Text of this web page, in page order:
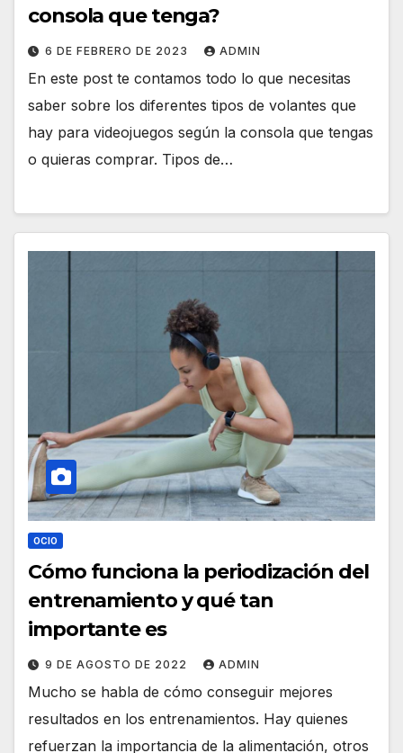
consola que tenga?
6 DE FEBRERO DE 2023 ADMIN
En este post te contamos todo lo que necesitas
saber sobre los diferentes tipos de volantes que
hay para videojuegos según la consola que tengas
o quieras comprar. Tipos de…
OCIO
Cómo funciona la periodización del
entrenamiento y qué tan
importante es
9 DE AGOSTO DE 2022 ADMIN
Mucho se habla de cómo conseguir mejores
resultados en los entrenamientos. Hay quienes
refuerzan la importancia de la alimentación, otros